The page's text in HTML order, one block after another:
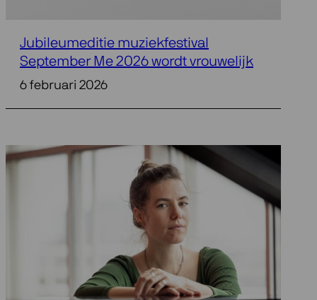
Jubileumeditie muziekfestival
September Me 2026 wordt vrouwelijk
6 februari 2026